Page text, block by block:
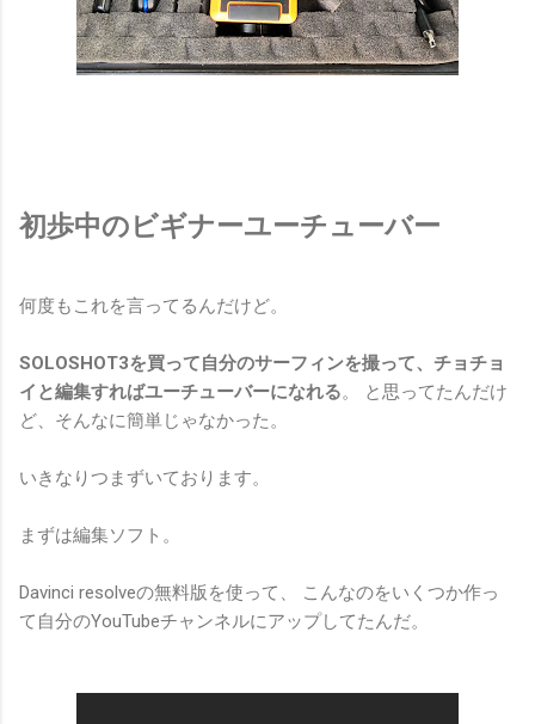
初歩中のビギナーユーチューバー
何度もこれを言ってるんだけど。
SOLOSHOT3を買って自分のサーフィンを撮って、チョチョ
イと編集すればユーチューバーになれる。 と思ってたんだけ
ど、そんなに簡単じゃなかった。
いきなりつまずいております。
まずは編集ソフト。
Davinci resolveの無料版を使って、 こんなのをいくつか作っ
て自分のYouTubeチャンネルにアップしてたんだ。